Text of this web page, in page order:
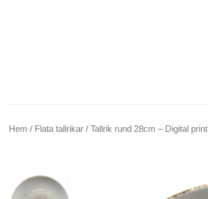
Hem / Flata tallrikar / Tallrik rund 28cm – Digital print